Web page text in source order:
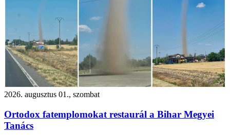
2026. augusztus 01., szombat
Ortodox fatemplomokat restaurál a Bihar Megyei
Tanács